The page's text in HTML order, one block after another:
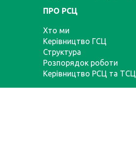
ПРО РСЦ
Хто ми
Керівництво ГСЦ
Структура
Розпорядок роботи
Керівництво РСЦ та ТСЦ